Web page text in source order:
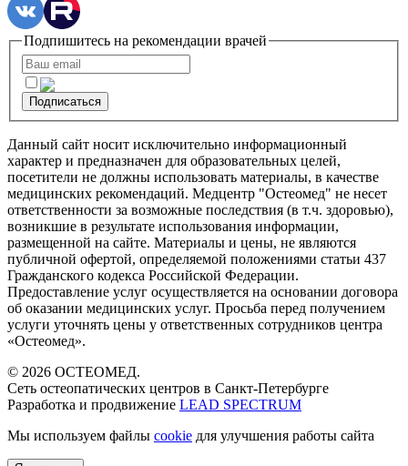
Подпишитесь на рекомендации врачей
Подписаться
Данный сайт носит исключительно информационный
характер и предназначен для образовательных целей,
посетители не должны использовать материалы, в качестве
медицинских рекомендаций. Медцентр "Остеомед" не несет
ответственности за возможные последствия (в т.ч. здоровью),
возникшие в результате использования информации,
размещенной на сайте. Материалы и цены, не являются
публичной офертой, определяемой положениями статьи 437
Гражданского кодекса Российской Федерации.
Предоставление услуг осуществляется на основании договора
об оказании медицинских услуг. Просьба перед получением
услуги уточнять цены у ответственных сотрудников центра
«Остеомед».
© 2026 ОСТЕОМЕД.
Сеть остеопатических центров в Санкт-Петербурге
Разработка и продвижение LEAD SPECTRUM
Мы используем файлы cookie для улучшения работы сайта